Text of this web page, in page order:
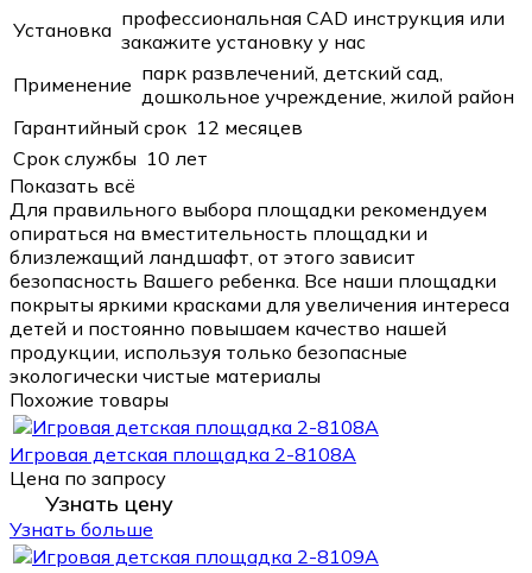
Установка профессиональная CAD инструкция или
закажите установку у нас
Применение парк развлечений, детский сад,
дошкольное учреждение, жилой район
Гарантийный срок 12 месяцев
Срок службы 10 лет
Показать всё
Для правильного выбора площадки рекомендуем
опираться на вместительность площадки и
близлежащий ландшафт, от этого зависит
безопасность Вашего ребенка. Все наши площадки
покрыты яркими красками для увеличения интереса
детей и постоянно повышаем качество нашей
продукции, используя только безопасные
экологически чистые материалы
Похожие товары
Игровая детская площадка 2-8108A
Цена по запросу
Узнать цену
Узнать больше